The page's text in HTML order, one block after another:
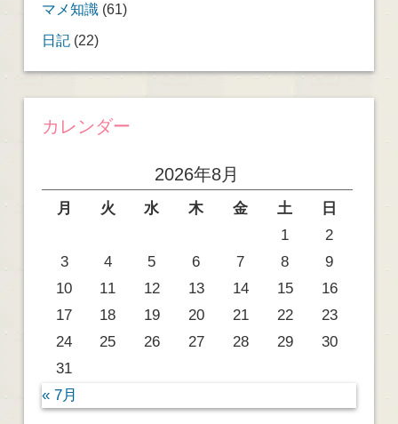
マメ知識(61)
日記(22)
カレンダー
2026年8月
月 火 水 木 金 土
日
1
2
3
4 5 6 7 8
9
10
11 12 13 14 15
16
17
18 19 20 21 22
23
24
25 26 27 28 29
30
31
« 7月